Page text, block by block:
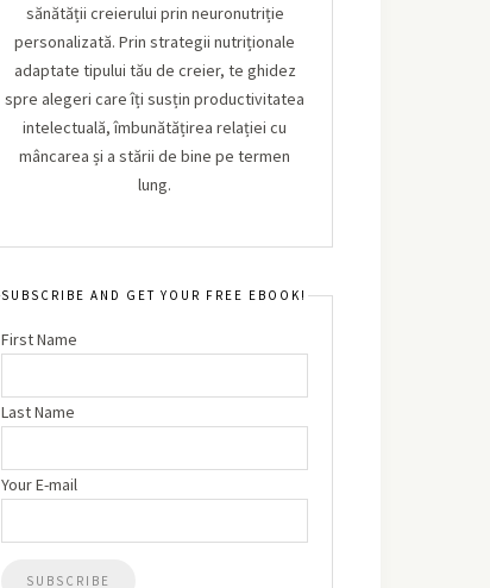
sănătății creierului prin neuronutriție
personalizată. Prin strategii nutriționale
adaptate tipului tău de creier, te ghidez
spre alegeri care îți susțin productivitatea
intelectuală, îmbunătățirea relației cu
mâncarea și a stării de bine pe termen
lung.
SUBSCRIBE AND GET YOUR FREE EBOOK!
First Name
Last Name
Your E-mail